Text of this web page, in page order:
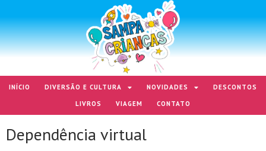
INÍCIO DIVERSÃO E CULTURA NOVIDADES
DESCONTOS
LIVROS
VIAGEM CONTATO
Dependência virtual